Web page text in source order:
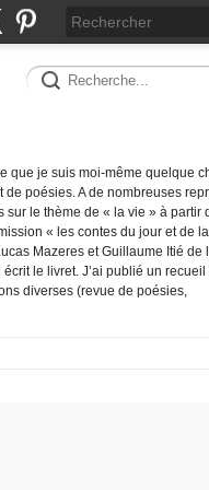
que je suis moi-même quelque
poésies. A de nombreuses
le thème de « la vie » à partir
« les contes du jour et de
Mazeres et Guillaume Itié de
le livret. J’ai publié un recueil
diverses (revue de poésies,